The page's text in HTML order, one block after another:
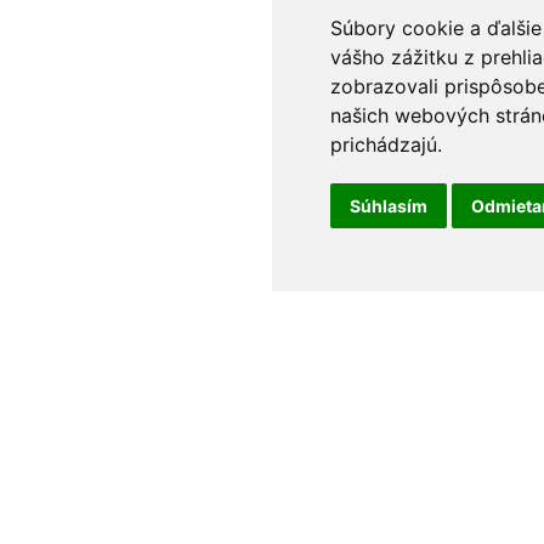
Súbory cookie a
vášho zážitku z
zobrazovali
našich webových
prichádzajú.
Súhlasím